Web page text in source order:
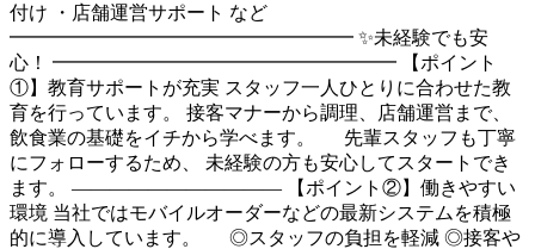
付け ・店舗運営サポート など
━━━━━━━━━━━━━━━━━━ ✨未経験でも安
心！ ━━━━━━━━━━━━━━━━━━ 【ポイント
①】教育サポートが充実 スタッフ一人ひとりに合わせた教
育を行っています。 接客マナーから調理、店舗運営まで、
飲食業の基礎をイチから学べます。 先輩スタッフも丁寧
にフォローするため、 未経験の方も安心してスタートでき
ます。 ――――――――――― 【ポイント②】働きやすい
環境 当社ではモバイルオーダーなどの最新システムを積極
的に導入しています。 ◎スタッフの負担を軽減 ◎接客や